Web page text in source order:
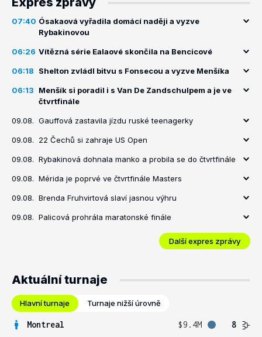
07:40 Ósakaová vyřadila domácí naději a vyzve
Rybakinovou
06:26 Vítězná série Ealaové skončila na Bencicové
06:18 Shelton zvládl bitvu s Fonsecou a vyzve Menšíka
06:13
Menšík si poradil i s Van De Zandschulpem a je ve
čtvrtfinále
09.08. Gauffová zastavila jízdu ruské teenagerky
09.08. 22 Čechů si zahraje US Open
09.08. Rybakinová dohnala manko a probila se do čtvrtfinále
09.08. Mérida je poprvé ve čtvrtfinále Masters
09.08. Brenda Fruhvirtová slaví jasnou výhru
09.08. Palicová prohrála maratonské finále
Další expres zprávy
Aktuální turnaje
Hlavní turnaje Turnaje nižší úrovně
Montreal $9.4M
8